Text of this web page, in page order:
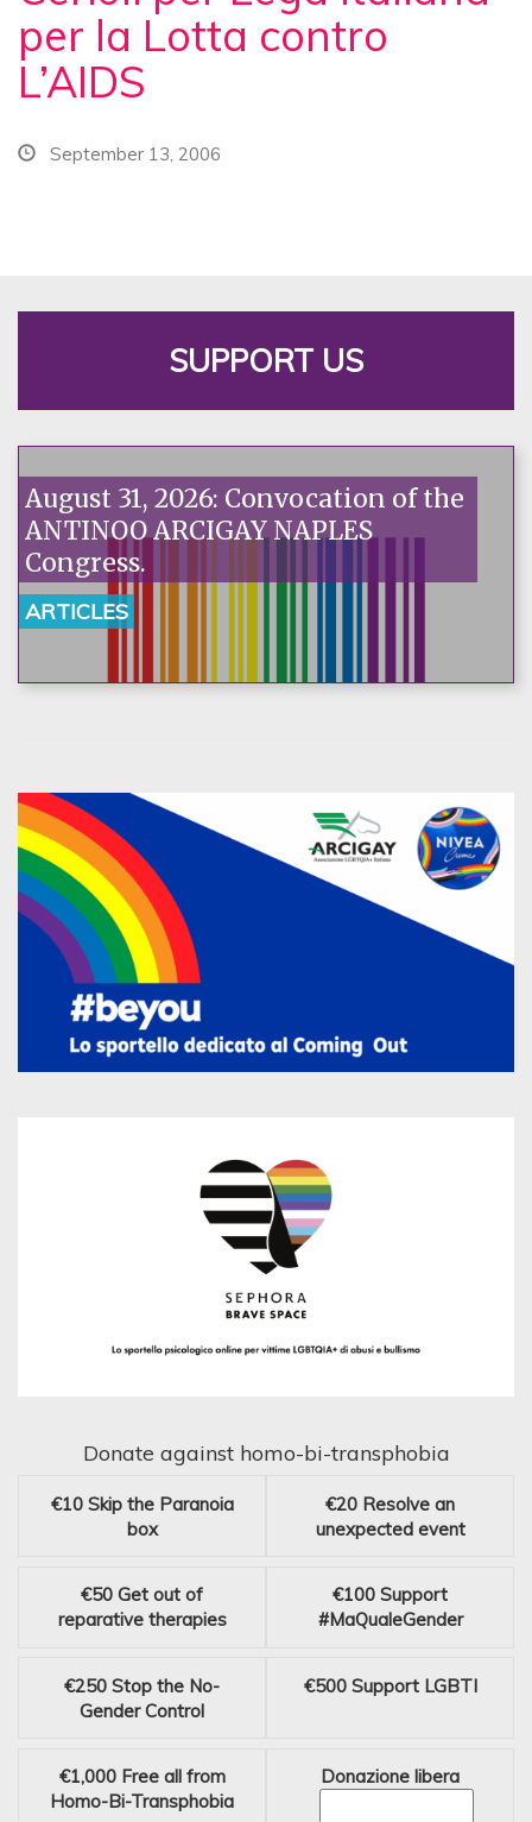
per la Lotta contro
L’AIDS
September 13, 2006
SUPPORT US
August 31, 2026: Convocation of the
ANTINOO ARCIGAY NAPLES
Congress.
ARTICLES
Donate against homo-bi-transphobia
€10 Skip the Paranoia
box
€20 Resolve an
unexpected event
€50 Get out of
reparative therapies
€100 Support
#MaQualeGender
€250 Stop the No-
Gender Control
€500 Support LGBTI
€1,000 Free all from
Homo-Bi-Transphobia
Donazione libera